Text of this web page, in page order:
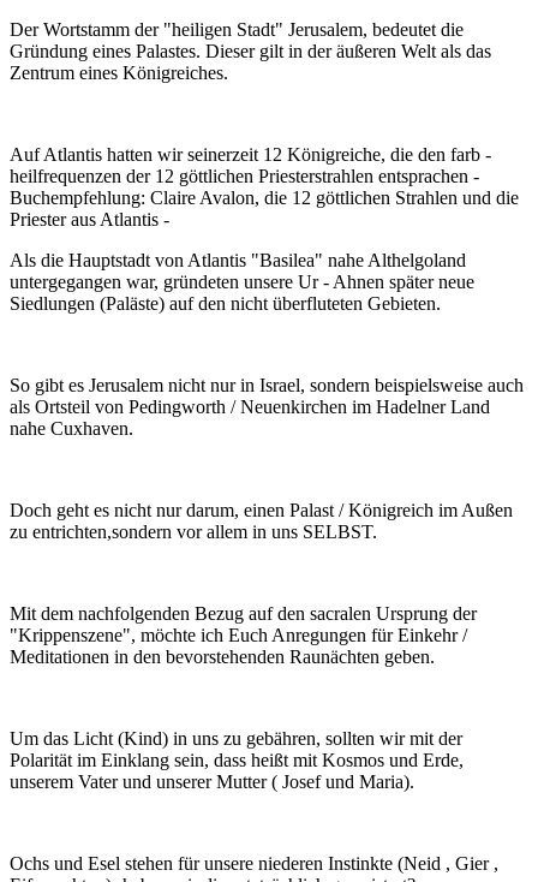
Der Wortstamm der "heiligen Stadt" Jerusalem, bedeutet die
Gründung eines Palastes. Dieser gilt in der äußeren Welt als das
Zentrum eines Königreiches.
Auf Atlantis hatten wir seinerzeit 12 Königreiche, die den farb -
heilfrequenzen der 12 göttlichen Priesterstrahlen entsprachen -
Buchempfehlung: Claire Avalon, die 12 göttlichen Strahlen und die
Priester aus Atlantis -
Als die Hauptstadt von Atlantis "Basilea" nahe Althelgoland
untergegangen war, gründeten unsere Ur - Ahnen später neue
Siedlungen (Paläste) auf den nicht überfluteten Gebieten.
So gibt es Jerusalem nicht nur in Israel, sondern beispielsweise auch
als Ortsteil von Pedingworth / Neuenkirchen im Hadelner Land
nahe Cuxhaven.
Doch geht es nicht nur darum, einen Palast / Königreich im Außen
zu entrichten,sondern vor allem in uns SELBST.
Mit dem nachfolgenden Bezug auf den sacralen Ursprung der
"Krippenszene", möchte ich Euch Anregungen für Einkehr /
Meditationen in den bevorstehenden Raunächten geben.
Um das Licht (Kind) in uns zu gebähren, sollten wir mit der
Polarität im Einklang sein, dass heißt mit Kosmos und Erde,
unserem Vater und unserer Mutter ( Josef und Maria).
Ochs und Esel stehen für unsere niederen Instinkte (Neid , Gier ,